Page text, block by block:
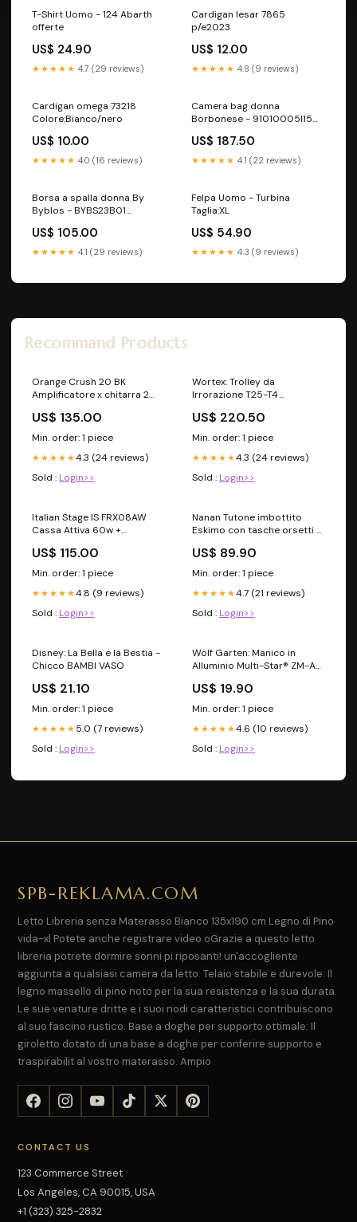
T-Shirt Uomo - 124 Abarth
offerte
US$ 24.90
★★★★★ 4.7 (29 reviews)
Cardigan lesar 7865
p/e2023
US$ 12.00
★★★★★ 4.8 (9 reviews)
Cardigan omega 73218
Colore:Bianco/nero
US$ 10.00
★★★★★ 4.0 (16 reviews)
Camera bag donna
Borbonese - 91010005I15
US$ 187.50
★★★★★ 4.1 (22 reviews)
Borsa a spalla donna By
Byblos - BYBS23B01
US$ 105.00
★★★★★ 4.1 (29 reviews)
Felpa Uomo - Turbina
Taglia:XL
US$ 54.90
★★★★★ 4.3 (9 reviews)
Recommand Products
Orange Crush 20 BK
Amplificatore x chitarra 2
Nero danea_8299
US$ 135.00
Min. order: 1 piece
★★★★★4.3 (24 reviews)
Sold : Login>>
Wortex: Trolley da
Irrorazione T25-T4
e accessori
US$ 220.50
Min. order: 1 piece
★★★★★4.3 (24 reviews)
Sold : Login>>
Italian Stage IS FRX08AW
Cassa Attiva 60w +
Batteria danea_9274
US$ 115.00
Min. order: 1 piece
★★★★★4.8 (9 reviews)
Sold : Login>>
Nanan Tutone imbottito
Eskimo con tasche orsetti -
US$ 89.90
Min. order: 1 piece
★★★★★4.7 (21 reviews)
Sold : Login>>
Disney: La Bella e la Bestia -
Chicco BAMBI VASO
US$ 21.10
Min. order: 1 piece
★★★★★ 5.0 (7 reviews)
Sold : Login>>
Wolf Garten: Manico in
Alluminio Multi-Star® ZM-A
Category_Irrigazione/Irrigazione
Interrata/Elettrovalvole
US$ 19.90
Min. order: 1 piece
★★★★★4.6 (10 reviews)
Sold : Login>>
SPB-REKLAMA.COM
Letto Libreria senza Materasso Bianco 135x190 cm Legno di Pino
vida-xl Potete anche registrare video oGrazie a questo letto
libreria potrete dormire sonni pi riposanti! un'accogliente
aggiunta a qualsiasi camera da letto. Telaio stabile e durevole: Il
legno massello di pino noto per la sua resistenza e la sua durata.
Le sue venature dritte e i suoi nodi caratteristici contribuiscono
al suo fascino rustico. Base a doghe per supporto ottimale: Il
giroletto dotato di una base a doghe per conferire supporto e
traspirabilit al vostro materasso. Ampio
CONTACT US
123 Commerce Street
Los Angeles, CA 90015, USA
+1 (323) 325-2832